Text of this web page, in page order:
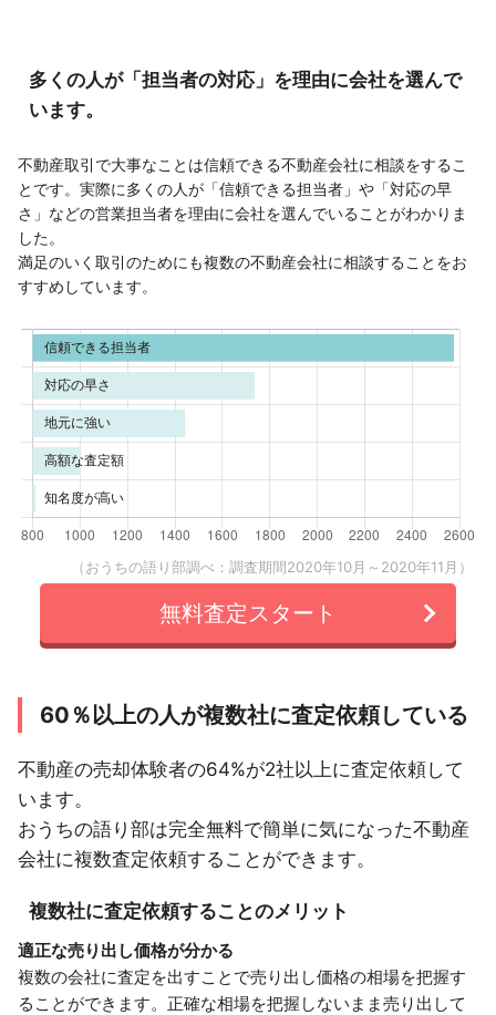
多くの人が「担当者の対応」を理由に会社を選んで
います。
不動産取引で大事なことは信頼できる不動産会社に相談をするこ
とです。実際に多くの人が「信頼できる担当者」や「対応の早
さ」などの営業担当者を理由に会社を選んでいることがわかりま
した。
満足のいく取引のためにも複数の不動産会社に相談することをお
すすめしています。
（おうちの語り部調べ：調査期間2020年10月～2020年11月）
無料査定スタート
60％以上の人が複数社に査定依頼している
不動産の売却体験者の64%が2社以上に査定依頼して
います。
おうちの語り部は完全無料で簡単に気になった不動産
会社に複数査定依頼することができます。
複数社に査定依頼することのメリット
適正な売り出し価格が分かる
複数の会社に査定を出すことで売り出し価格の相場を把握す
ることができます。正確な相場を把握しないまま売り出して